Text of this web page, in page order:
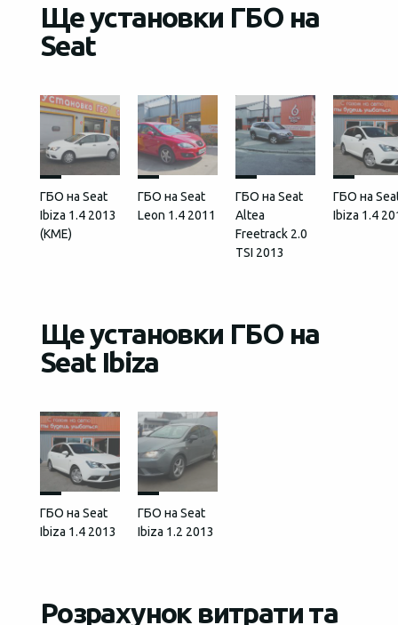
Ще установки ГБО на
Seat
ГБО на Seat
Ibiza 1.4 2013
(КМЕ)
ГБО на Seat
Leon 1.4 2011
ГБО на Seat
Altea
Freetrack 2.0
TSI 2013
ГБО на
Ibiza 1.4
Ще установки ГБО на
Seat Ibiza
ГБО на Seat
Ibiza 1.4 2013
ГБО на Seat
Ibiza 1.2 2013
Розрахунок витрати та